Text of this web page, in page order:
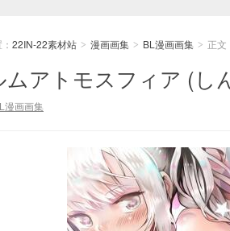
22IN-22素材站 > 漫画画集 > BL漫画画集 > 正文
ムアトモスフィア (し
漫画画集